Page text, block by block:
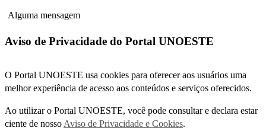
Alguma mensagem
Aviso de Privacidade do Portal UNOESTE
O Portal UNOESTE usa cookies para oferecer aos usuários uma
melhor experiência de acesso aos conteúdos e serviços oferecidos.
Ao utilizar o Portal UNOESTE, você pode consultar e declara estar
ciente de nosso Aviso de Privacidade e Cookies.